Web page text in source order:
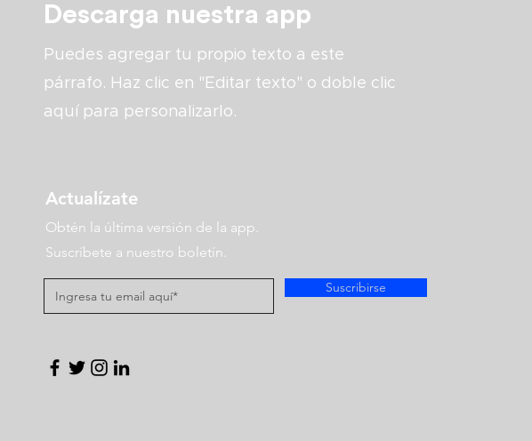
Descarga nuestra app
Puedes agregar tu propio texto a este
párrafo. Haz clic en "Editar texto" o doble clic
aquí para personalizarlo.
Actualízate
Obtén la última versión de la app.
Suscríbete a nuestro boletín.
Suscribirse